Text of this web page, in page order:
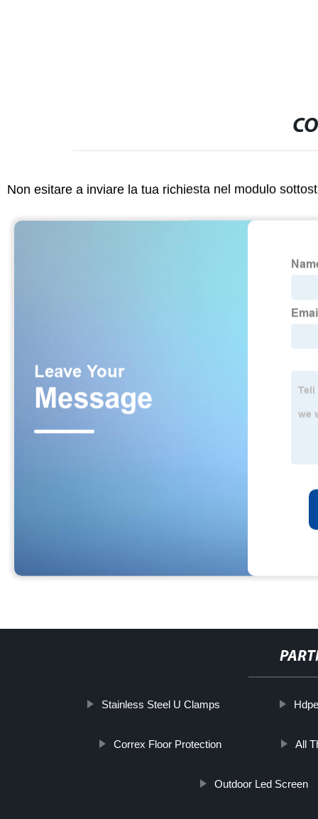
Non esitare a inviare la tua richiesta nel modulo
Stainless Steel U Clamps
Correx Floor Protection All
Outdoor Led Screen